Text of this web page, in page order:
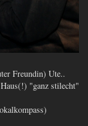
Freundin) Ute..
"ganz stilecht"